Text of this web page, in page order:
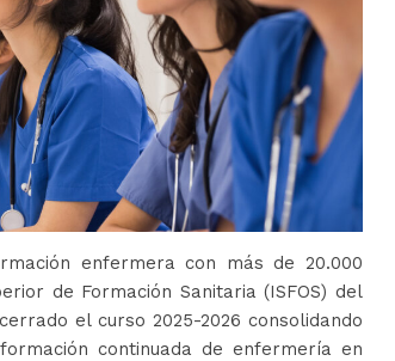
enfermera con más de 20.000
de Formación Sanitaria (ISFOS) del
el curso 2025-2026 consolidando
continuada de enfermería en